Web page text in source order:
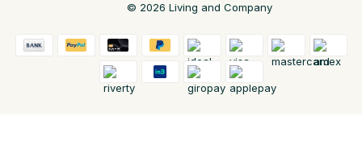
© 2026 Living and Company